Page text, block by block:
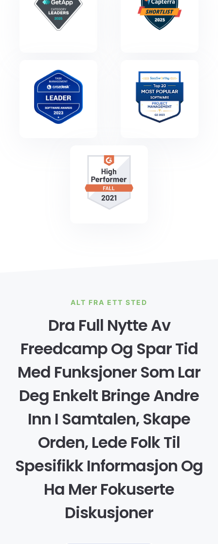
ALT FRA ETT STED
Dra Full Nytte Av
Freedcamp Og Spar Tid
Med Funksjoner Som Lar
Deg Enkelt Bringe Andre
Inn I Samtalen, Skape
Orden, Lede Folk Til
Spesifikk Informasjon Og
Ha Mer Fokuserte
Diskusjoner